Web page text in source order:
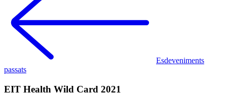
Esdeveniments
passats
EIT Health Wild Card 2021